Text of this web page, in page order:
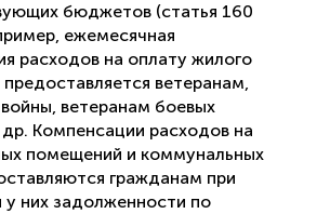
бюджетов (статья 160
ежемесячная
расходов на оплату жилого
ветеранам,
ветеранам боевых
Компенсации расходов на
помещений и коммунальных
гражданам при
у них задолженности по